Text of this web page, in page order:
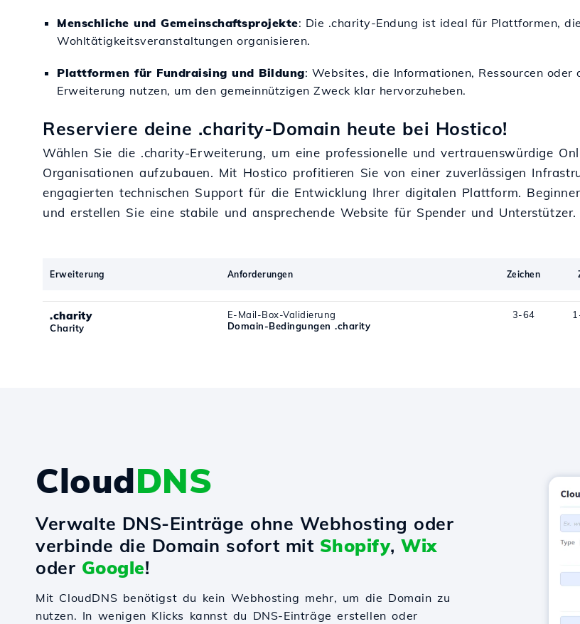
Menschliche und Gemeinschaftsprojekte: Die .charity-Endung ist ideal für Plattformen,
Wohltätigkeitsveranstaltungen organisieren.
Plattformen für Fundraising und Bildung: Websites, die Informationen, Ressourcen
Erweiterung nutzen, um den gemeinnützigen Zweck klar hervorzuheben.
Reserviere deine .charity-Domain heute bei Hostico!
Wählen Sie die .charity-Erweiterung, um eine professionelle und vertrauenswürdige
Organisationen aufzubauen. Mit Hostico profitieren Sie von einer zuverlässigen
engagierten technischen Support für die Entwicklung Ihrer digitalen Plattform.
und erstellen Sie eine stabile und ansprechende Website für Spender und Unterstützer.
Erweiterung Anforderungen Zeichen
.charity
Charity
E-Mail-Box-Validierung
Domain-Bedingungen .charity
3-64
CloudDNS
Verwalte DNS-Einträge ohne Webhosting oder
verbinde die Domain sofort mit Shopify, Wix
oder Google!
Mit CloudDNS benötigst du kein Webhosting mehr, um die Domain zu
nutzen. In wenigen Klicks kannst du DNS-Einträge erstellen oder